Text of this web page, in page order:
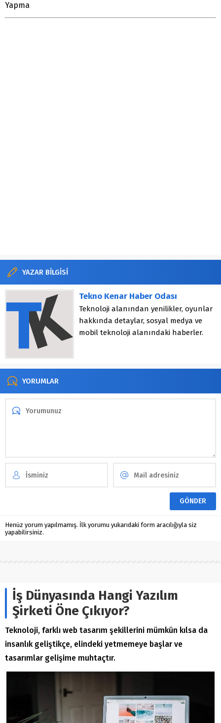
Yapma
YAZAR BİLGİSİ
Tekno Kenar Haber Odası
Teknoloji alanından yenilikler, oyunlar
hakkında detaylar, sosyal medya ve
mobil teknoloji alanındaki haberler.
YORUMLAR
Henüz yorum yapılmamış. İlk yorumu yukarıdaki form aracılığıyla siz
yapabilirsiniz.
İş Dünyasında Hangi Yazılım
Şirketi Öne Çıkıyor?
Teknoloji, farklı web tasarım şekillerini mümkün kılsa da
insanlık geliştikçe, elindeki yetmemeye başlar ve
tasarımlar gelişime muhtaçtır.